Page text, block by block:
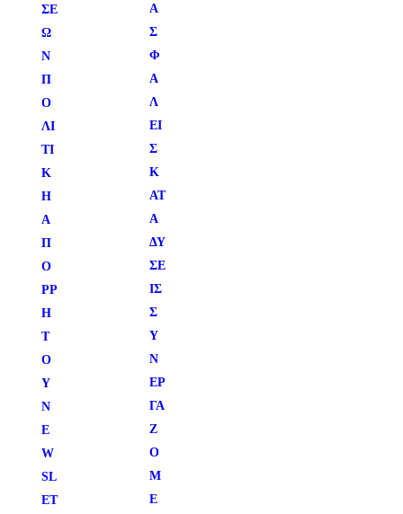
ΣΕ
Ω
Ν
Π
Ο
ΛΙ
ΤΙ
Κ
Η
Α
Π
Ο
ΡΡ
Η
Τ
Ο
Υ
N
E
W
SL
ET
Α
Σ
Φ
Α
Λ
ΕΊ
Σ
Κ
ΑΤ
Α
ΔΎ
ΣΕ
ΙΣ
Σ
Υ
Ν
ΕΡ
ΓΑ
Ζ
Ό
Μ
Ε